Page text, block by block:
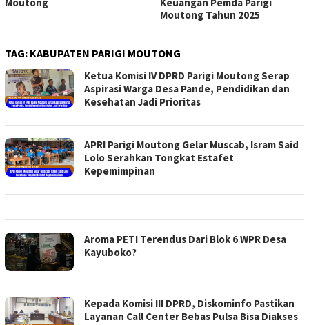
Moutong
Keuangan Pemda Parigi
Moutong Tahun 2025
TAG: KABUPATEN PARIGI MOUTONG
Ketua Komisi IV DPRD Parigi Moutong Serap
Aspirasi Warga Desa Pande, Pendidikan dan
Kesehatan Jadi Prioritas
APRI Parigi Moutong Gelar Muscab, Isram Said
Lolo Serahkan Tongkat Estafet
Kepemimpinan
Aroma PETI Terendus Dari Blok 6 WPR Desa
Kayuboko?
Kepada Komisi III DPRD, Diskominfo Pastikan
Layanan Call Center Bebas Pulsa Bisa Diakses